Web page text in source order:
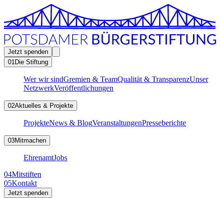
Jetzt spenden
01Die Stiftung
Wer wir sindGremien & TeamQualität & TransparenzUnser
NetzwerkVeröffentlichungen
02Aktuelles & Projekte
ProjekteNews & BlogVeranstaltungenPresseberichte
03Mitmachen
EhrenamtJobs
04Mitstiften
05Kontakt
Jetzt spenden